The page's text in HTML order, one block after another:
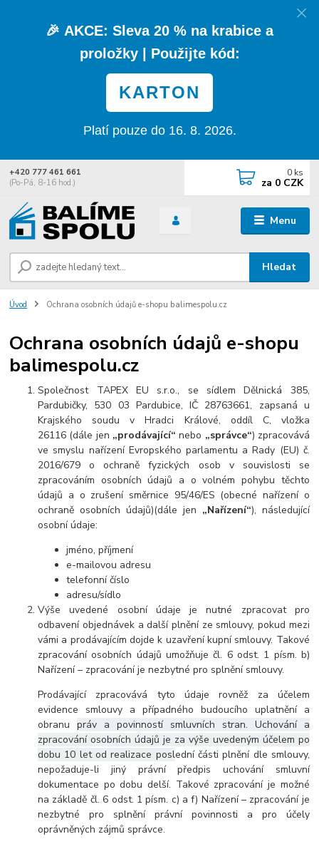
🎉 AKCE: Sleva 20 % na krabice a
proložky| Použijte kód:
KARTON
Platí pouze do 16. 8. 2026.
Menu
Hledat
+420 777 461 661
(Po-Pá, 8-16 hod.)
0 ks
za 0 CZK
Úvod Ochrana osobních údajů e-shopu balimespolu.cz
Ochrana osobních údajů e-shopu
balimespolu.cz
Společnost TAPEX EU s.r.o., se sídlem Dělnická 385,
Pardubičky, 530 03 Pardubice, IČ 28763661, zapsaná u
Krajského soudu v Hradci Králové, oddíl C, vložka
26116 (dále jen „prodávající“ nebo „správce“) zpracovává
ve smyslu nařízení Evropského parlamentu a Rady (EU) č.
2016/679 o ochraně fyzických osob v souvislosti se
zpracováním osobních údajů a o volném pohybu těchto
údajů a o zrušení směrnice 95/46/ES (obecné nařízení o
ochraně osobních údajů)(dále jen „Nařízení“), následující
osobní údaje:
jméno, příjmení
e-mailovou adresu
telefonní číslo
adresu/sídlo
Výše uvedené osobní údaje je nutné zpracovat pro
odbavení objednávek a další plnění ze smlouvy, pokud mezi
vámi a prodávajícím dojde k uzavření kupní smlouvy. Takové
zpracování osobních údajů umožňuje čl. 6 odst. 1 písm. b)
Nařízení – zpracování je nezbytné pro splnění smlouvy.
Prodávající zpracovává tyto údaje rovněž za účelem
evidence smlouvy a případného budoucího uplatnění a
obranupráv a povinností smluvních stran. Uchování a
zpracování osobních údajů je za výše uvedeným účelem po
dobu 10 let od realizace poslední části plnění dle smlouvy,
nepožaduje-li jiný právní předpis uchování smluvní
dokumentace po dobu delší. Takové zpracování je možné
na základě čl. 6 odst. 1 písm. c) a f) Nařízení – zpracování je
nezbytné pro splnění právní povinnosti a pro účely
oprávněných zájmů správce.